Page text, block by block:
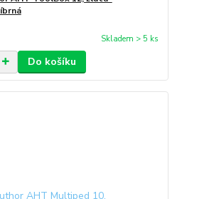
Skladem > 5 ks
Do košíku